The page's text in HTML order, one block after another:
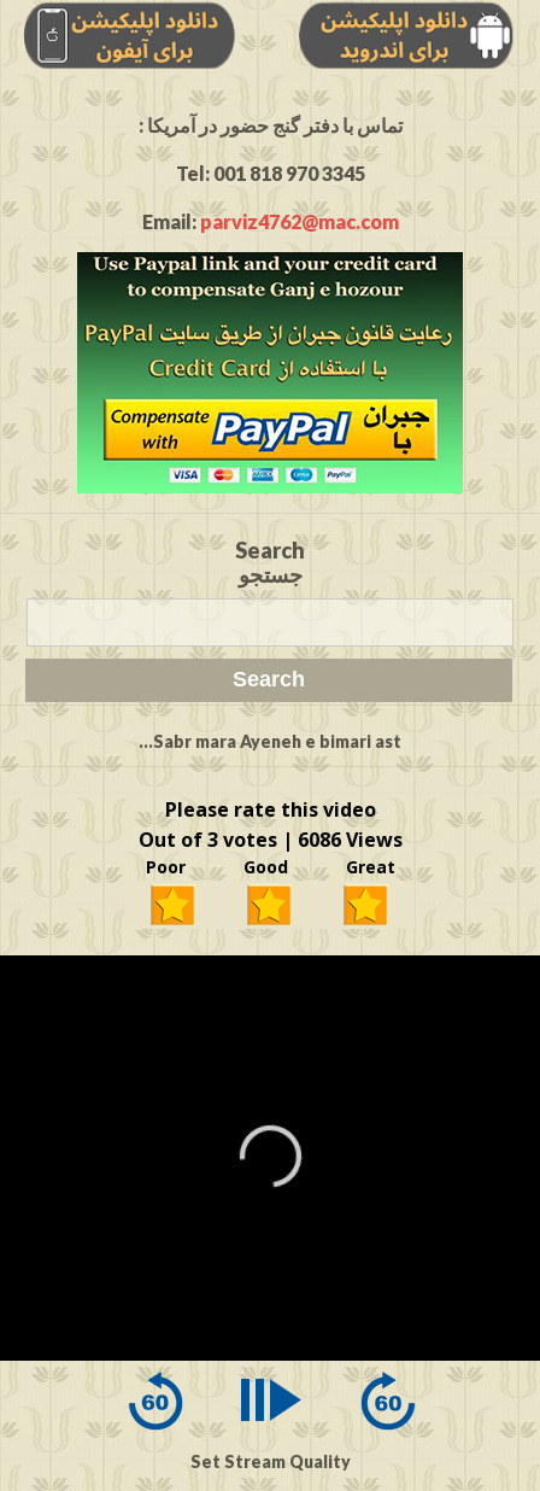
: تماس با دفتر گنج حضور در آمریکا
Tel: 001 818 970 3345
Email:parviz4762@mac.com
Search
جستجو
Sabr mara Ayeneh e bimari ast...
Please rate this video
Out of 3 votes | 6086 Views
Poor Good Great
seconds
0
Set Stream Quality